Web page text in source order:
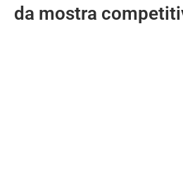
da mostra